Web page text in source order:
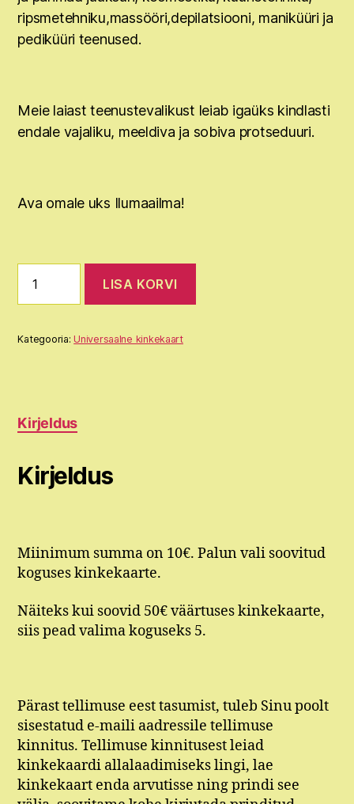
ripsmetehniku,massööri,depilatsiooni, maniküüri ja
pediküüri teenused.
Meie laiast teenustevalikust leiab igaüks kindlasti
endale vajaliku, meeldiva ja sobiva protseduuri.
Ava omale uks Ilumaailma!
kinkekaart
kogus
LISA KORVI
Kategooria:Universaalne kinkekaart
Kirjeldus
Kirjeldus
Miinimum summa on 10€. Palun vali soovitud
koguses kinkekaarte.
Näiteks kui soovid 50€ väärtuses kinkekaarte,
siis pead valima koguseks 5.
Pärast tellimuse eest tasumist, tuleb Sinu poolt
sisestatud e-maili aadressile tellimuse
kinnitus. Tellimuse kinnitusest leiad
kinkekaardi allalaadimiseks lingi, lae
kinkekaart enda arvutisse ning prindi see